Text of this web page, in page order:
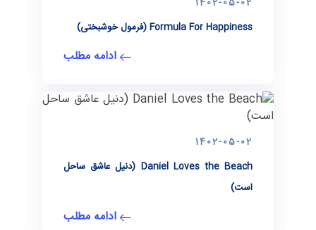
Formula For Happiness (فرمول خوشبختی)
ادامه مطلب
1402-05-02
Daniel Loves the Beach (دنیل عاشق ساحل
است)
ادامه مطلب